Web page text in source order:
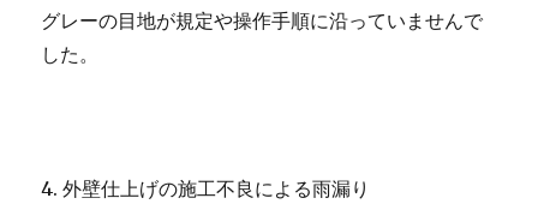
グレーの目地が規定や操作手順に沿っていませんで
した。
4. 外壁仕上げの施工不良による雨漏り